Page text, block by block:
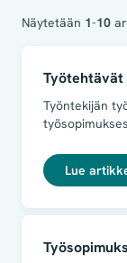
Näytetään 1-10
Työtehtävät
Työntekijän
ensimmäisen
mennessä
Lue